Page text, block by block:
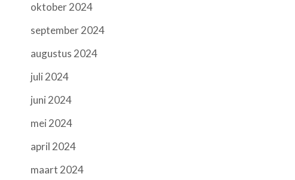
oktober 2024
september 2024
augustus 2024
juli 2024
juni 2024
mei 2024
april 2024
maart 2024